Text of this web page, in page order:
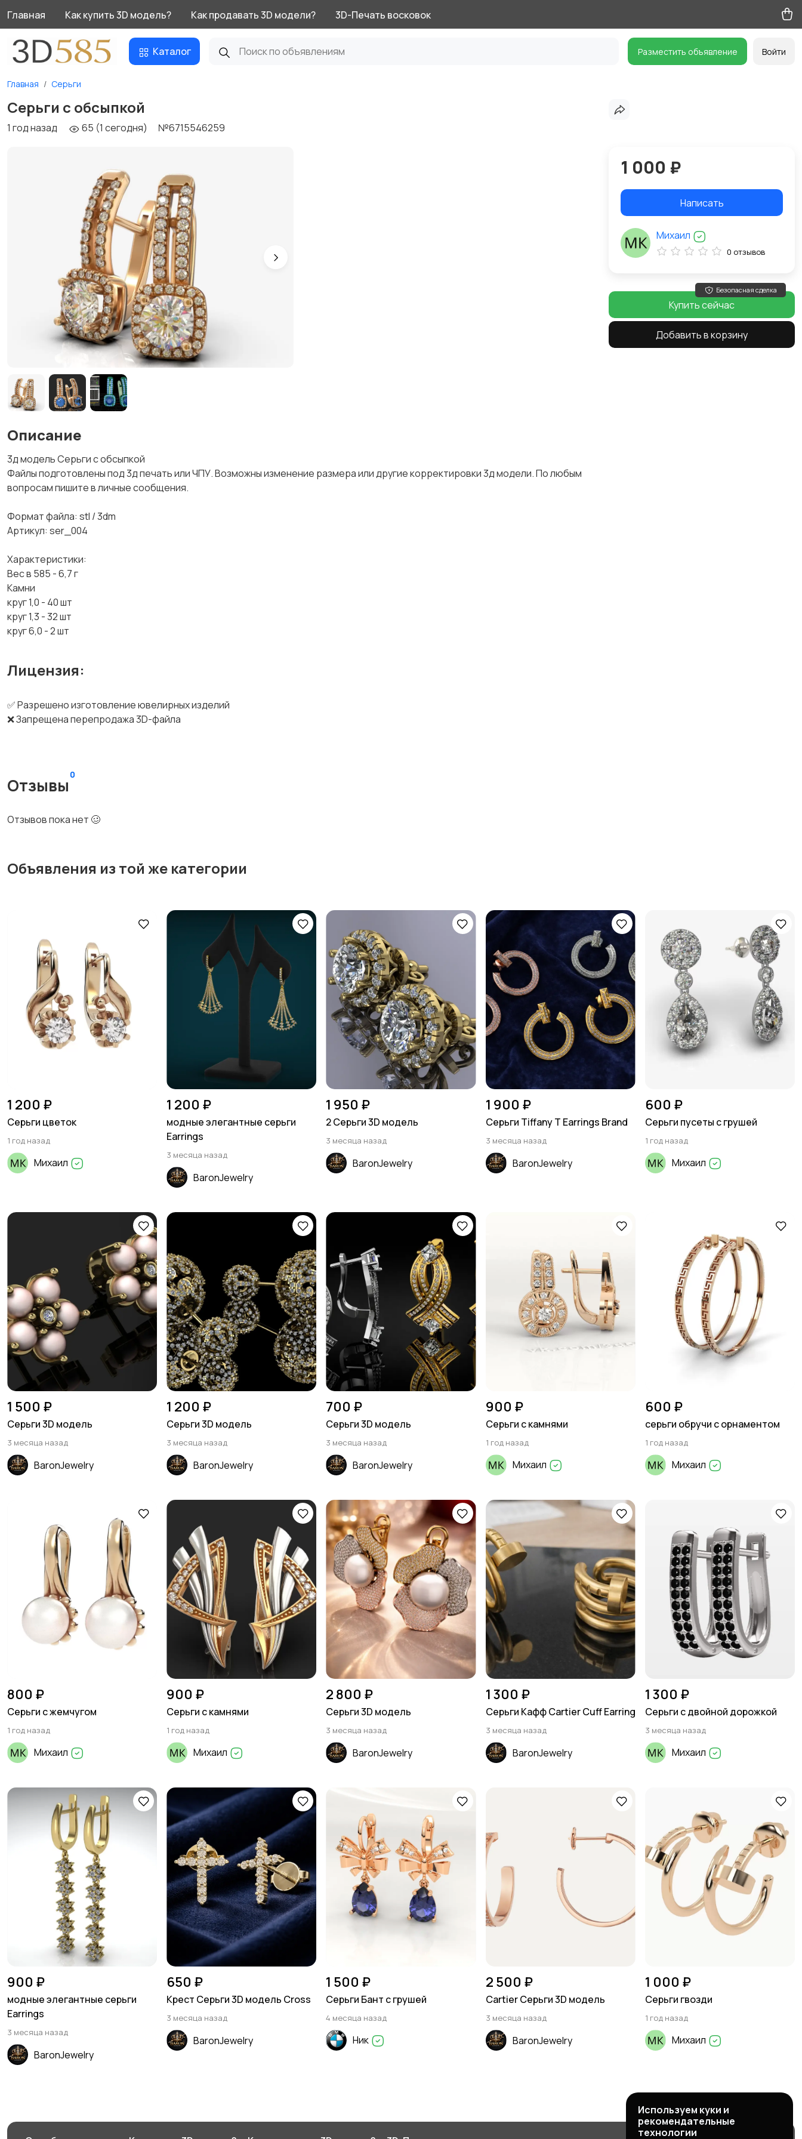
Главная Как купить 3D модель? Как продавать 3D модели? 3D-Печать восковок
Каталог Разместить объявление Войти
Главная Серьги
Серьги с обсыпкой
1 год назад 65 (1 сегодня) №6715546259
Описание
3д модель Серьги с обсыпкой
Файлы подготовлены под 3д печать или ЧПУ. Возможны изменение размера или другие корректировки 3д модели. По любым
вопросам пишите в личные сообщения.
Формат файла: stl / 3dm
Артикул: ser_004
Характеристики:
Вес в 585 - 6,7 г
Камни
круг 1,0 - 40 шт
круг 1,3 - 32 шт
круг 6,0 - 2 шт
Лицензия:
✅ Разрешено изготовление ювелирных изделий
❌ Запрещена перепродажа 3D-файла
Отзывы
0
Отзывов пока нет 🥴
1 000 ₽
Написать
Михаил
0 отзывов
Безопасная сделка
Купить сейчас
Добавить в корзину
Объявления из той же категории
1 200 ₽
Серьги цветок
1 год назад
Михаил
1 200 ₽
модные элегантные серьги
Earrings
3 месяца назад
BaronJewelry
1 950 ₽
2 Серьги 3D модель
3 месяца назад
BaronJewelry
1 900 ₽
Серьги Tiffany T Earrings Brand
3 месяца назад
BaronJewelry
600 ₽
Серьги пусеты с грушей
1 год назад
Михаил
1 500 ₽
Серьги 3D модель
3 месяца назад
BaronJewelry
1 200 ₽
Серьги 3D модель
3 месяца назад
BaronJewelry
700 ₽
Серьги 3D модель
3 месяца назад
BaronJewelry
900 ₽
Серьги с камнями
1 год назад
Михаил
600 ₽
серьги обручи с орнаментом
1 год назад
Михаил
800 ₽
Серьги с жемчугом
1 год назад
Михаил
900 ₽
Серьги с камнями
1 год назад
Михаил
2 800 ₽
Серьги 3D модель
3 месяца назад
BaronJewelry
1 300 ₽
Серьги Кафф Cartier Cuff Earring
3 месяца назад
BaronJewelry
1 300 ₽
Серьги с двойной дорожкой
3 месяца назад
Михаил
900 ₽
модные элегантные серьги
Earrings
3 месяца назад
BaronJewelry
650 ₽
Крест Серьги 3D модель Cross
3 месяца назад
BaronJewelry
1 500 ₽
Серьги Бант с грушей
4 месяца назад
Ник
2 500 ₽
Cartier Серьги 3D модель
3 месяца назад
BaronJewelry
1 000 ₽
Серьги гвозди
1 год назад
Михаил
Используем куки и
рекомендательные
технологии